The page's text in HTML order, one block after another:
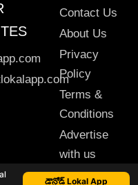
డౌన్లోడ్ Lokal App
Contact Us
About Us
Privacy
Policy
Terms &
Conditions
Advertise
with us
Sitemap